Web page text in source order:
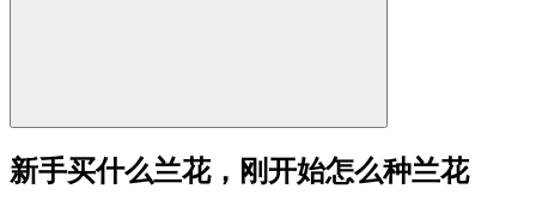
新手买什么兰花，刚开始怎么种兰花